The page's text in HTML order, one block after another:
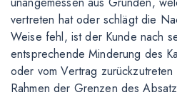
vertreten hat oder schlägt die
Weise fehl, ist der Kunde nach
entsprechende Minderung des
oder vom Vertrag
Rahmen der Grenzen des